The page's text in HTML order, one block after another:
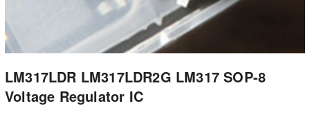
LM317LDR LM317LDR2G LM317 SOP-8
Voltage Regulator IC